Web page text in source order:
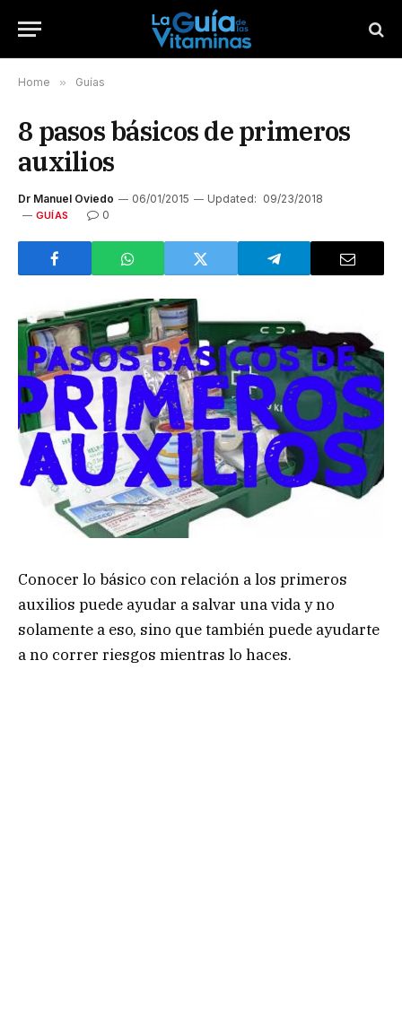
Home » Guías
8 pasos básicos de primeros
auxilios
Dr Manuel Oviedo 06/01/2015 Updated: 09/23/2018
GUÍAS 0
Conocer lo básico con relación a los primeros
auxilios puede ayudar a salvar una vida y no
solamente a eso, sino que también puede ayudarte
a no correr riesgos mientras lo haces.